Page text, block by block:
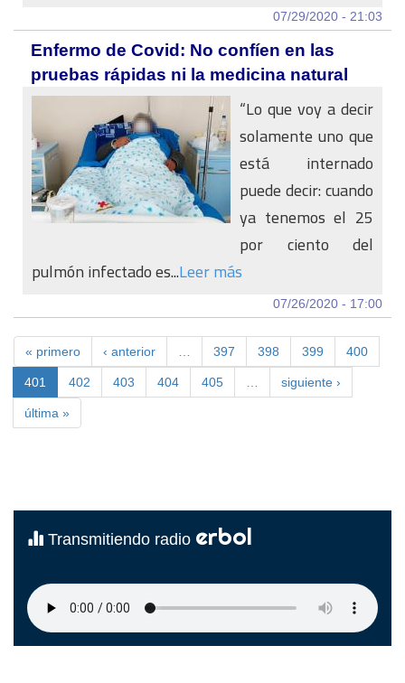
07/29/2020 - 21:03
Enfermo de Covid: No confíen en las
pruebas rápidas ni la medicina natural
“Lo que voy a decir
solamente uno que
está internado
puede decir: cuando
ya tenemos el 25
por ciento del
pulmón infectado es...Leer más
07/26/2020 - 17:00
« primero ‹ anterior 397 398 399 400
401 402 403 404 405 siguiente ›
última »
Transmitiendo radio erbol